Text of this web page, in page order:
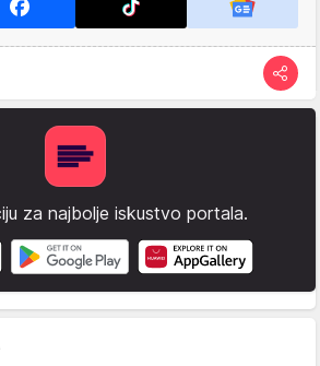
za najbolje iskustvo portala.